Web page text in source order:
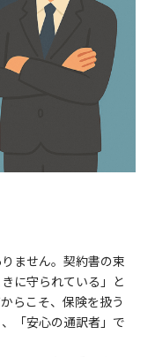
ません。契約書の束
に守られている」と
らこそ、保険を扱う
「安心の通訳者」で